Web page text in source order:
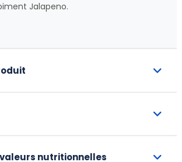
Jalapeno.
nutritionnelles